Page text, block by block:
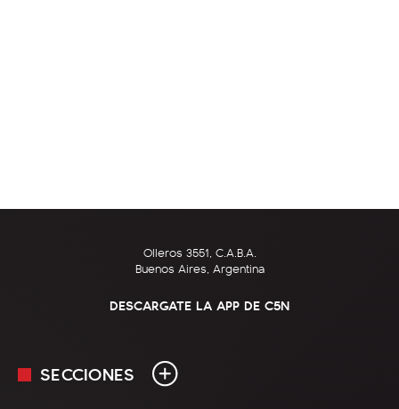
Olleros 3551, C.A.B.A.
Buenos Aires, Argentina
DESCARGATE LA APP DE C5N
SECCIONES